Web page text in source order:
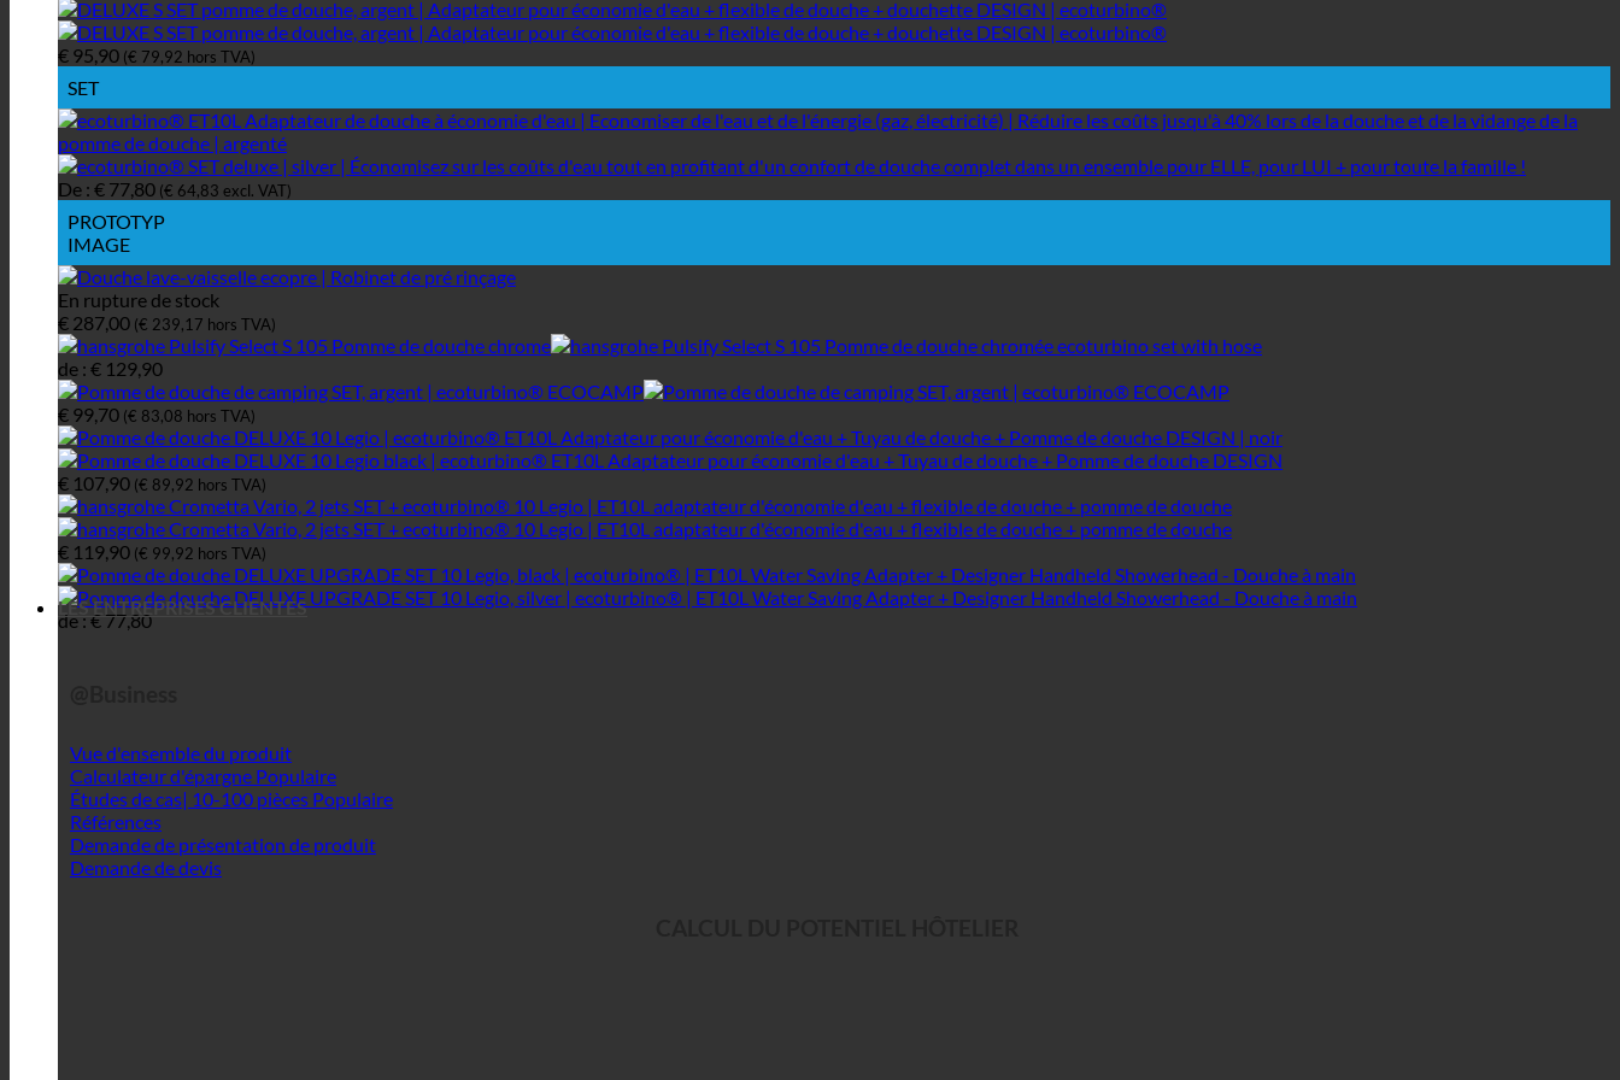
€ 95,90 (€ 79,92 hors TVA)
SET
De : € 77,80 (€ 64,83 excl. VAT)
PROTOTYP
IMAGE
En rupture de stock
€ 287,00 (€ 239,17 hors TVA)
de : € 129,90
€ 99,70 (€ 83,08 hors TVA)
€ 107,90 (€ 89,92 hors TVA)
€ 119,90 (€ 99,92 hors TVA)
de : € 77,80
LES ENTREPRISES CLIENTES
Vue d'ensemble du produit
Calculateur d'épargne
Études de cas| 10-100 pièces
Références
Demande de présentation de produit
Demande de devis